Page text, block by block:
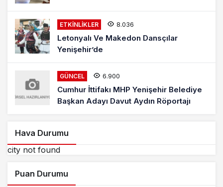
ETKINLIKLER 8.036
Letonyalı Ve Makedon Dansçılar
Yenişehir’de
GÜNCEL 6.900
Cumhur İttifakı MHP Yenişehir Belediye
Başkan Adayı Davut Aydın Röportajı
Hava Durumu
city not found
Puan Durumu